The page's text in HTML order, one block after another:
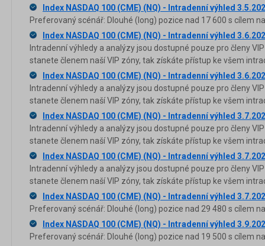
Index NASDAQ 100 (CME) (NQ) - Intradenní výhled
Preferovaný scénář: Dlouhé (long) pozice nad 17 600 s cílem
Index NASDAQ 100 (CME) (NQ) - Intradenní výhled
Intradenní výhledy a analýzy jsou dostupné pouze pro členy
stanete členem naší VIP zóny, tak získáte přístup ke všem
Index NASDAQ 100 (CME) (NQ) - Intradenní výhled
Intradenní výhledy a analýzy jsou dostupné pouze pro členy
stanete členem naší VIP zóny, tak získáte přístup ke všem
Index NASDAQ 100 (CME) (NQ) - Intradenní výhled
Intradenní výhledy a analýzy jsou dostupné pouze pro členy
stanete členem naší VIP zóny, tak získáte přístup ke všem
Index NASDAQ 100 (CME) (NQ) - Intradenní výhled
Intradenní výhledy a analýzy jsou dostupné pouze pro členy
stanete členem naší VIP zóny, tak získáte přístup ke všem
Index NASDAQ 100 (CME) (NQ) - Intradenní výhled
Preferovaný scénář: Dlouhé (long) pozice nad 29 480 s cílem
Index NASDAQ 100 (CME) (NQ) - Intradenní výhled
Preferovaný scénář: Dlouhé (long) pozice nad 19 500 s cílem